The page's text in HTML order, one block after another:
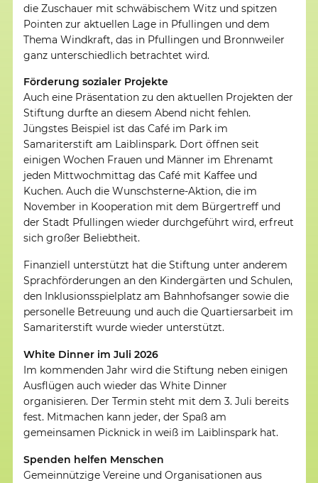
die Zuschauer mit schwäbischem Witz und spitzen
Pointen zur aktuellen Lage in Pfullingen und dem
Thema Windkraft, das in Pfullingen und Bronnweiler
ganz unterschiedlich betrachtet wird.
Förderung sozialer Projekte
Auch eine Präsentation zu den aktuellen Projekten der
Stiftung durfte an diesem Abend nicht fehlen.
Jüngstes Beispiel ist das Café im Park im
Samariterstift am Laiblinspark. Dort öffnen seit
einigen Wochen Frauen und Männer im Ehrenamt
jeden Mittwochmittag das Café mit Kaffee und
Kuchen. Auch die Wunschsterne-Aktion, die im
November in Kooperation mit dem Bürgertreff und
der Stadt Pfullingen wieder durchgeführt wird, erfreut
sich großer Beliebtheit.
Finanziell unterstützt hat die Stiftung unter anderem
Sprachförderungen an den Kindergärten und Schulen,
den Inklusionsspielplatz am Bahnhofsanger sowie die
personelle Betreuung und auch die Quartiersarbeit im
Samariterstift wurde wieder unterstützt.
White Dinner im Juli 2026
Im kommenden Jahr wird die Stiftung neben einigen
Ausflügen auch wieder das White Dinner
organisieren. Der Termin steht mit dem 3. Juli bereits
fest. Mitmachen kann jeder, der Spaß am
gemeinsamen Picknick in weiß im Laiblinspark hat.
Spenden helfen Menschen
Gemeinnützige Vereine und Organisationen aus